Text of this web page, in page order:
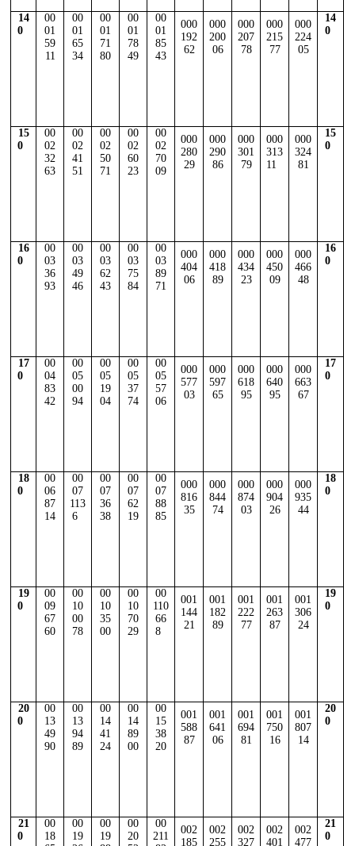
14
0
00
01
59
11
00
01
65
34
00
01
71
80
00
01
78
49
00
01
85
43
000
192
62
000
200
06
000
207
78
000
215
77
000
224
05
14
0
15
0
00
02
32
63
00
02
41
51
00
02
50
71
00
02
60
23
00
02
70
09
000
280
29
000
290
86
000
301
79
000
313
11
000
324
81
15
0
16
0
00
03
36
93
00
03
49
46
00
03
62
43
00
03
75
84
00
03
89
71
000
404
06
000
418
89
000
434
23
000
450
09
000
466
48
16
0
17
0
00
04
83
42
00
05
00
94
00
05
19
04
00
05
37
74
00
05
57
06
000
577
03
000
597
65
000
618
95
000
640
95
000
663
67
17
0
18
0
00
06
87
14
00
07
113
6
00
07
36
38
00
07
62
19
00
07
88
85
000
816
35
000
844
74
000
874
03
000
904
26
000
935
44
18
0
19
0
00
09
67
60
00
10
00
78
00
10
35
00
00
10
70
29
00
110
66
8
001
144
21
001
182
89
001
222
77
001
263
87
001
306
24
19
0
20
0
00
13
49
90
00
13
94
89
00
14
41
24
00
14
89
00
00
15
38
20
001
588
87
001
641
06
001
694
81
001
750
16
001
807
14
20
0
21
0
00
18
00
19
00
19
00
20
00
211
002
185
002
255
002
327
002
401
002
477
21
0